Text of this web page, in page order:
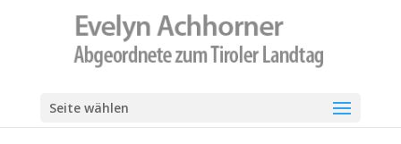
Seite wählen